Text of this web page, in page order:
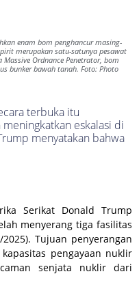
enam bom penghancur masing-
merupakan satu-satunya pesawat
Ordnance Penetrator, bom
bunker bawah tanah. Foto: Photo
terbuka itu
eskalasi di
menyatakan bahwa
Serikat Donald Trump
menyerang tiga fasilitas
Tujuan penyerangan
pengayaan nuklir
senjata nuklir dari